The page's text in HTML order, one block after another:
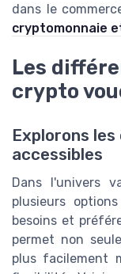
dans le
cryptomonnaie
Les
crypto
Explorons
accessibles
Dans l'univers
plusieurs
besoins et
permet non
plus facilement